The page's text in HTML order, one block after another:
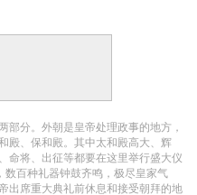
部分。外朝是皇帝处理政事的地方，
殿、保和殿。其中太和殿高大、辉
命将、出征等都要在这里举行盛大仪
数百种礼器钟鼓齐鸣，极尽皇家气
出席重大典礼前休息和接受朝拜的地